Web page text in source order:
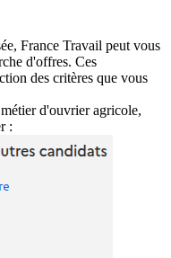
France Travail peut vous
d'offres. Ces
des critères que vous
d'ouvrier agricole,
: